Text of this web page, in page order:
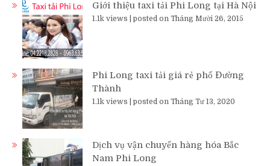
Giới thiệu taxi tải Phi Long tại Hà Nội
1.1k views posted on Tháng Mười 26, 2015
Phi Long taxi tải giá rẻ phố Đường
Thành
1.1k views posted on Tháng Tư 13, 2020
Dịch vụ vận chuyển hàng hóa Bắc
Nam Phi Long